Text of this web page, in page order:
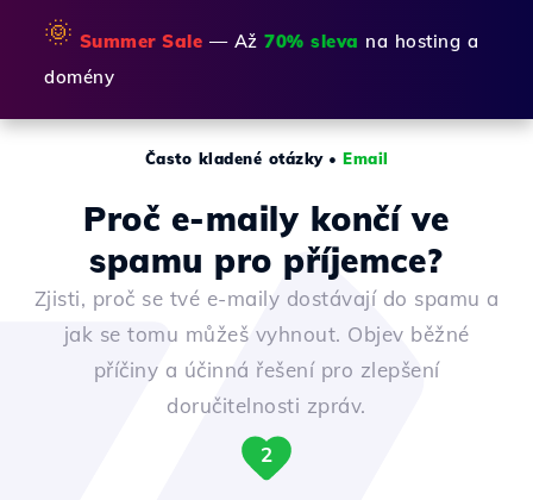
🌞 Summer Sale — Až 70% sleva na hosting a
domény
Často kladené otázky• Email
Proč e-maily končí ve
spamu pro příjemce?
Zjisti, proč se tvé e-maily dostávají do spamu a
jak se tomu můžeš vyhnout. Objev běžné
příčiny a účinná řešení pro zlepšení
doručitelnosti zpráv.
2